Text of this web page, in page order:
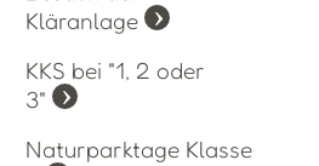
Kläranlage
KKS bei "1, 2 oder
3"
Naturparktage Klasse